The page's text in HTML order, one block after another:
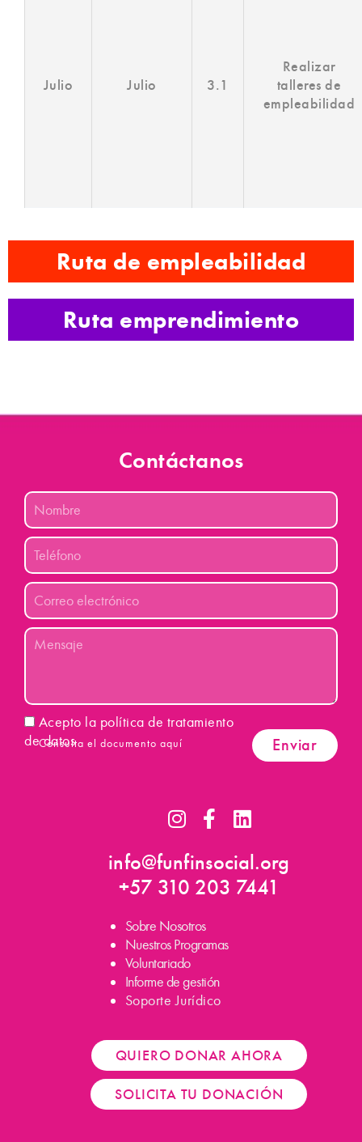
Julio Julio 3.1
Realizar
talleres de
empleabilidad
Ruta de empleabilidad
Ruta emprendimiento
Contáctanos
Nombre
Teléfono
Correo
electrónico
Mensaje
Aceptacion
Acepto la política de tratamiento
de datos
Consulta el documento aquí Enviar
I
n
t
a
r
a
m
F
a
e
b
k
-
f
L
i
k
e
info@funfinsocial.org
+57 310 203 7441
Sobre Nosotros
Nuestros Programas
Voluntariado
Informe de gestión
Soporte Jurídico
QUIERO DONAR AHORA
SOLICITA TU DONACIÓN